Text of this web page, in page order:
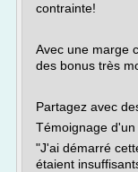
contrainte!
Avec une marge
des bonus très
Partagez avec
Témoignage
"J'ai démarré
étaient